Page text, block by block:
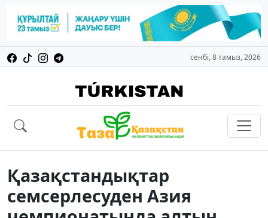
сенбі, 8 тамыз, 2026
Қазақстандықтар
семсерлесуден Азия